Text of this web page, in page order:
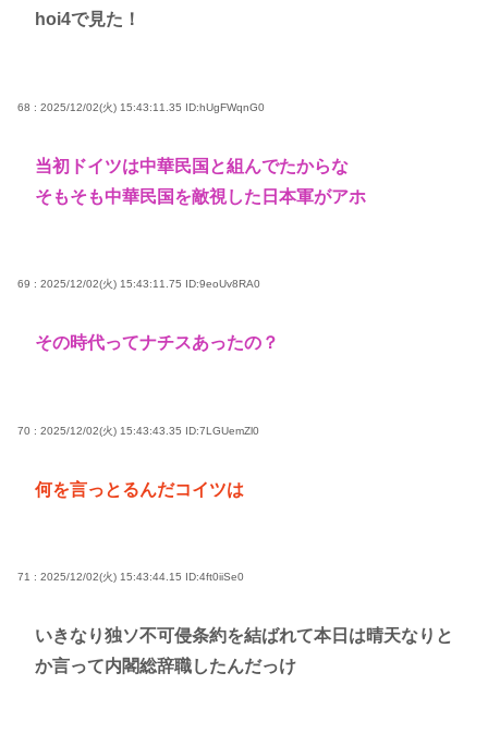
hoi4で見た！
68 : 2025/12/02(火) 15:43:11.35 ID:hUgFWqnG0
当初ドイツは中華民国と組んでたからな
そもそも中華民国を敵視した日本軍がアホ
69 : 2025/12/02(火) 15:43:11.75 ID:9eoUv8RA0
その時代ってナチスあったの？
70 : 2025/12/02(火) 15:43:43.35 ID:7LGUemZl0
何を言っとるんだコイツは
71 : 2025/12/02(火) 15:43:44.15 ID:4ft0iiSe0
いきなり独ソ不可侵条約を結ばれて本日は晴天なりと
か言って内閣総辞職したんだっけ